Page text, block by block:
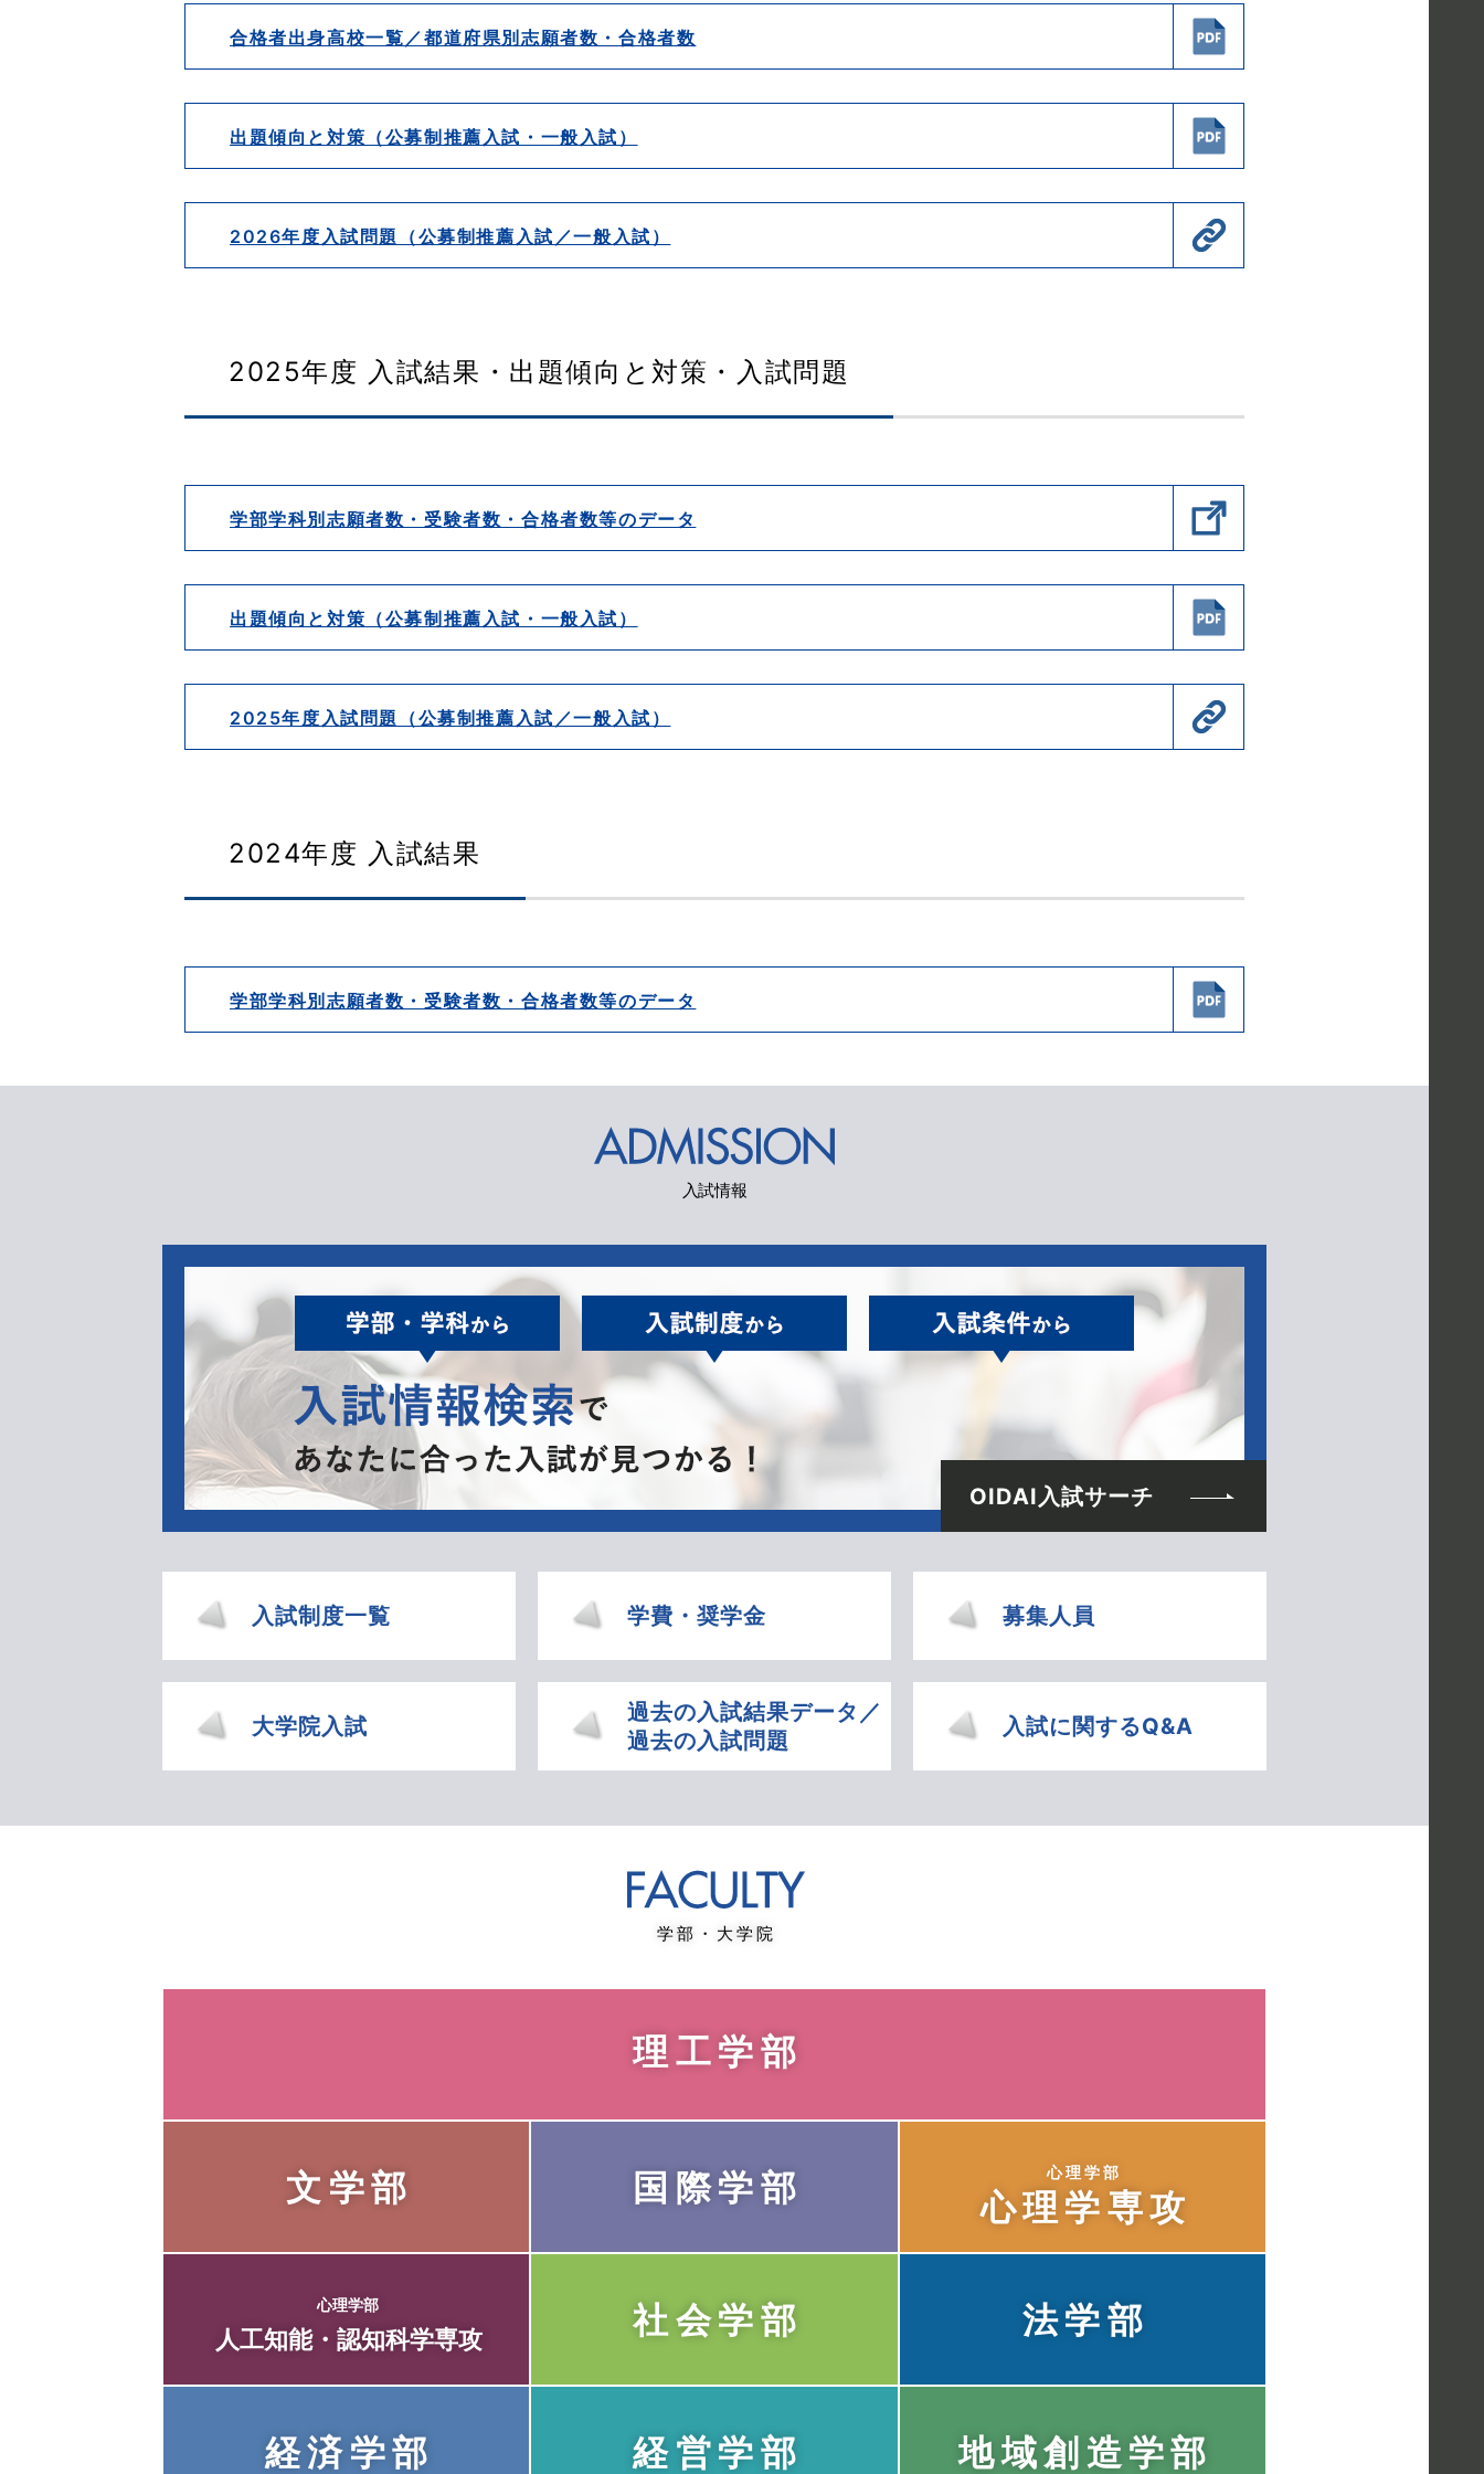
合格者出身高校一覧／都道府県別志願者数・合格者数
出題傾向と対策（公募制推薦入試・一般入試）
2026年度入試問題（公募制推薦入試／一般入試）
2025年度 入試結果・出題傾向と対策・入試問題
学部学科別志願者数・受験者数・合格者数等のデータ
出題傾向と対策（公募制推薦入試・一般入試）
2025年度入試問題（公募制推薦入試／一般入試）
2024年度 入試結果
学部学科別志願者数・受験者数・合格者数等のデータ
入試情報
OIDAI入試サーチ
入試制度一覧 学費・奨学金 募集人員
大学院入試
過去の入試結果データ／
過去の入試問題
入試に関するQ&A
学部・大学院
理工学部
文学部 国際学部 心理学部
心理学専攻
心理学部
人工知能・ 認知科学専攻 社会学部 法学部
経済学部 経営学部 地域創造学部